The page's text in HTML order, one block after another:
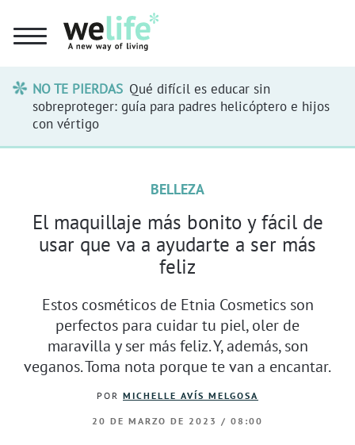
NO TE PIERDAS Qué difícil es educar sin
sobreproteger: guía para padres helicóptero e hijos
con vértigo
BELLEZA
El maquillaje más bonito y fácil de
usar que va a ayudarte a ser más
feliz
Estos cosméticos de Etnia Cosmetics son
perfectos para cuidar tu piel, oler de
maravilla y ser más feliz. Y, además, son
veganos. Toma nota porque te van a encantar.
POR MICHELLE AVÍS MELGOSA
20 DE MARZO DE 2023 / 08:00